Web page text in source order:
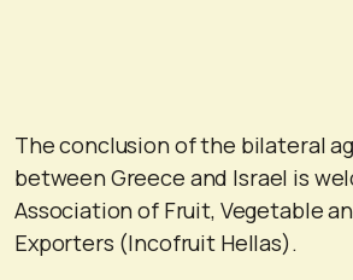
The conclusion of the bilateral
between Greece and Israel is
Association of Fruit, Vegetable
Exporters (Incofruit Hellas).